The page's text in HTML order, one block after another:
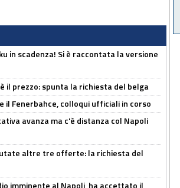
in scadenza! Si è raccontata la versione
il prezzo: spunta la richiesta del belga
Fenerbahce, colloqui ufficiali in corso
avanza ma c'è distanza col Napoli
altre tre offerte: la richiesta del
imminente al Napoli, ha accettato il